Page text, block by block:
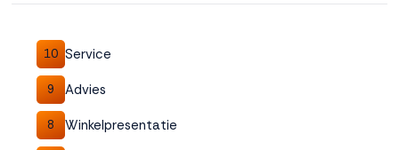
10 Service
9 Advies
8 Winkelpresentatie